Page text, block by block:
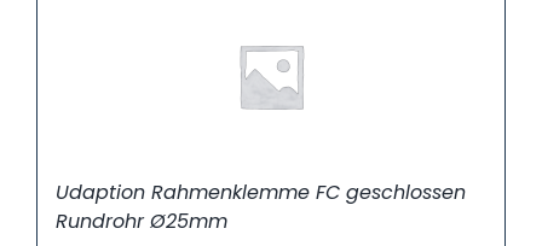
Udaption Rahmenklemme FC geschlossen
Rundrohr Ø25mm